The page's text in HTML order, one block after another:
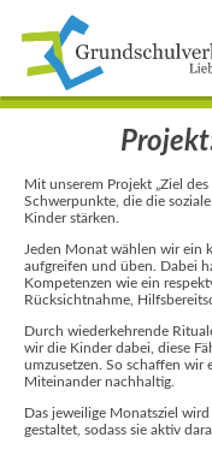
Mit unserem Projekt „Ziel
Schwerpunkte, die die
Kinder stärken.
Jeden Monat wählen wir ein
aufgreifen und üben. Dabei
Kompetenzen wie ein
Rücksichtnahme,
Durch wiederkehrende
wir die Kinder dabei, diese
umzusetzen. So schaffen wir
Miteinander nachhaltig.
Das jeweilige Monatsziel
gestaltet, sodass sie aktiv